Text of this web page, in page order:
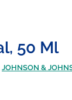
50 Ml
JOHNSON &